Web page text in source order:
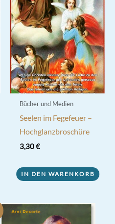
Bücher und Medien
Seelen im Fegefeuer –
Hochglanzbroschüre
3,30€
IN DEN WARENKORB